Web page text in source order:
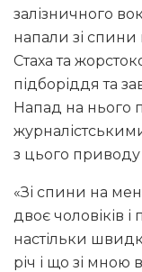
залізничного
напали зі спини
Стаха та
підборіддя та
Напад на нього
з цього
«Зі спини на
двоє чоловіків
настільки
річ і що зі мною